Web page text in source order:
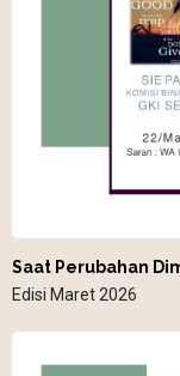
Saat Perubahan
Edisi Maret 2026